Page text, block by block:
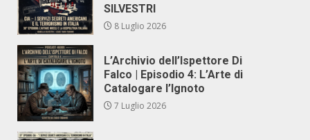
SILVESTRI
8 Luglio 2026
L’Archivio dell’Ispettore Di
Falco | Episodio 4: L’Arte di
Catalogare l’Ignoto
7 Luglio 2026